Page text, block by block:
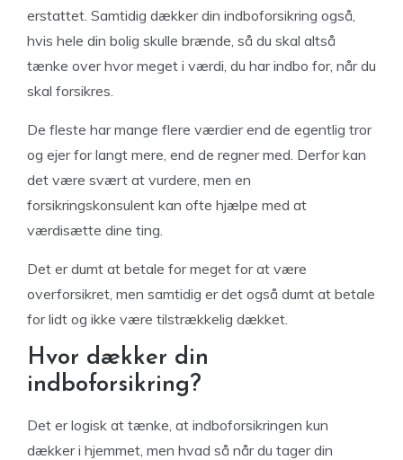
erstattet. Samtidig dækker din indboforsikring også,
hvis hele din bolig skulle brænde, så du skal altså
tænke over hvor meget i værdi, du har indbo for, når du
skal forsikres.
De fleste har mange flere værdier end de egentlig tror
og ejer for langt mere, end de regner med. Derfor kan
det være svært at vurdere, men en
forsikringskonsulent kan ofte hjælpe med at
værdisætte dine ting.
Det er dumt at betale for meget for at være
overforsikret, men samtidig er det også dumt at betale
for lidt og ikke være tilstrækkelig dækket.
Hvor dækker din
indboforsikring?
Det er logisk at tænke, at indboforsikringen kun
dækker i hjemmet, men hvad så når du tager din